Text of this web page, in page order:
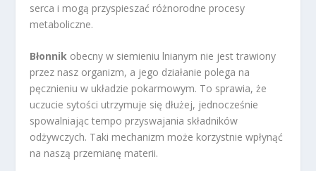
serca i mogą przyspieszać różnorodne procesy
metaboliczne.
Błonnik obecny w siemieniu lnianym nie jest trawiony
przez nasz organizm, a jego działanie polega na
pęcznieniu w układzie pokarmowym. To sprawia, że
uczucie sytości utrzymuje się dłużej, jednocześnie
spowalniając tempo przyswajania składników
odżywczych. Taki mechanizm może korzystnie wpłynąć
na naszą przemianę materii.